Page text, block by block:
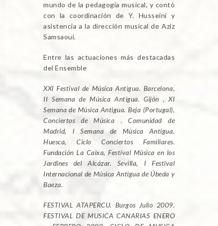
mundo de la pedagogía musical, y contó
con la coordinación de Y. Husseini y
asistencia a la dirección musical de Aziz
Samsaoui.
Entre las actuaciones más destacadas
del Ensemble
XXI Festival de Música Antigua. Barcelona,
II Semana de Música Antigua. Gijón , XI
Semana de Música Antigua. Beja (Portugal),
Conciertos de Música . Comunidad de
Madrid, I Semana de Música Antigua.
Huesca, Ciclo Conciertos Familiares.
Fundación La Caixa, Festival Música en los
Jardines del Alcázar. Sevilla, I Festival
Internacional de Música Antigua de Úbeda y
Baeza.
FESTIVAL ATAPERCU. Burgos Julio 2009.
FESTIVAL DE MUSICA CANARIAS ENERO